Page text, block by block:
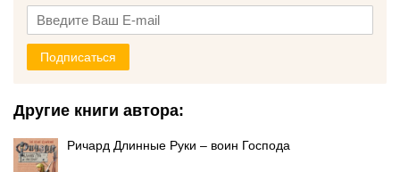
Подписаться
Другие книги автора:
Ричард Длинные Руки – воин Господа